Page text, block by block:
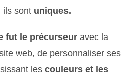
ils sont uniques.
fut le précurseuravec la
web, de personnaliser ses
les couleurs et les